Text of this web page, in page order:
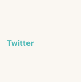
Twitter